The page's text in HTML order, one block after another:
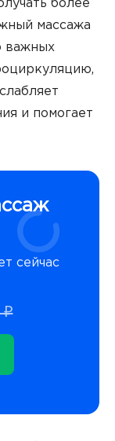
более
массажа
важных
и помогает
сейчас
₽